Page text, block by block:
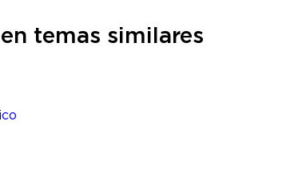
temas similares